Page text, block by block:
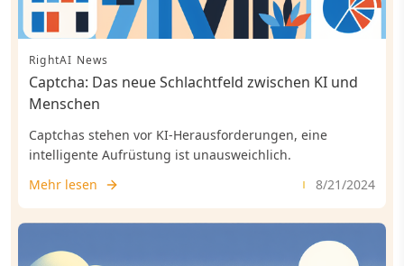
RightAI News
Captcha: Das neue Schlachtfeld zwischen KI und
Menschen
Captchas stehen vor KI-Herausforderungen, eine
intelligente Aufrüstung ist unausweichlich.
Mehr lesen
8/21/2024